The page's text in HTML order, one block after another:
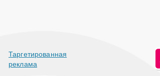
Таргетированная
реклама